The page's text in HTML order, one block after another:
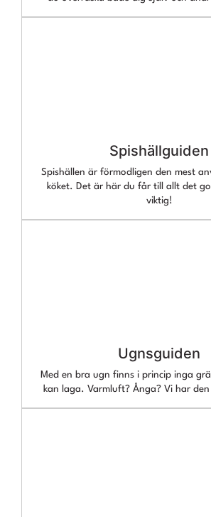
Spishällguiden
Spishällen är förmodligen den mest
köket. Det är här du får till allt det
viktig!
Ugnsguiden
Med en bra ugn finns i princip inga
kan laga. Varmluft? Ånga? Vi har